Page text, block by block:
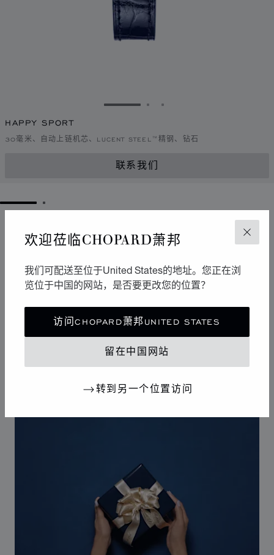
关闭
欢迎莅临CHOPARD萧邦
我们可配送至位于United States的地址。您正在浏
览位于中国的网站，是否要更改您的位置？
访问CHOPARD萧邦UNITED STATES
留在中国网站
转到另一个位置访问
转到幻灯片 1转到幻灯片 2
转到幻灯片 3
HAPPY SPORT
30毫米、自动上链机芯、LUCENT STEEL™精钢、钻石
联系我们
GO TO SLIDE 1GO TO SLIDE 2
设计
标志性设计
Happy Sport腕表拥有柔和曲线，堪称制表艺术中的柔美
20世纪女性生活的自由奔放潮流。Happy Sport钻石腕表
是首款将钻石的高贵气质与精钢的坚固特性相结合的腕
表，独树一帜的设计使其成为连接腕表和珠宝的典范之
作。